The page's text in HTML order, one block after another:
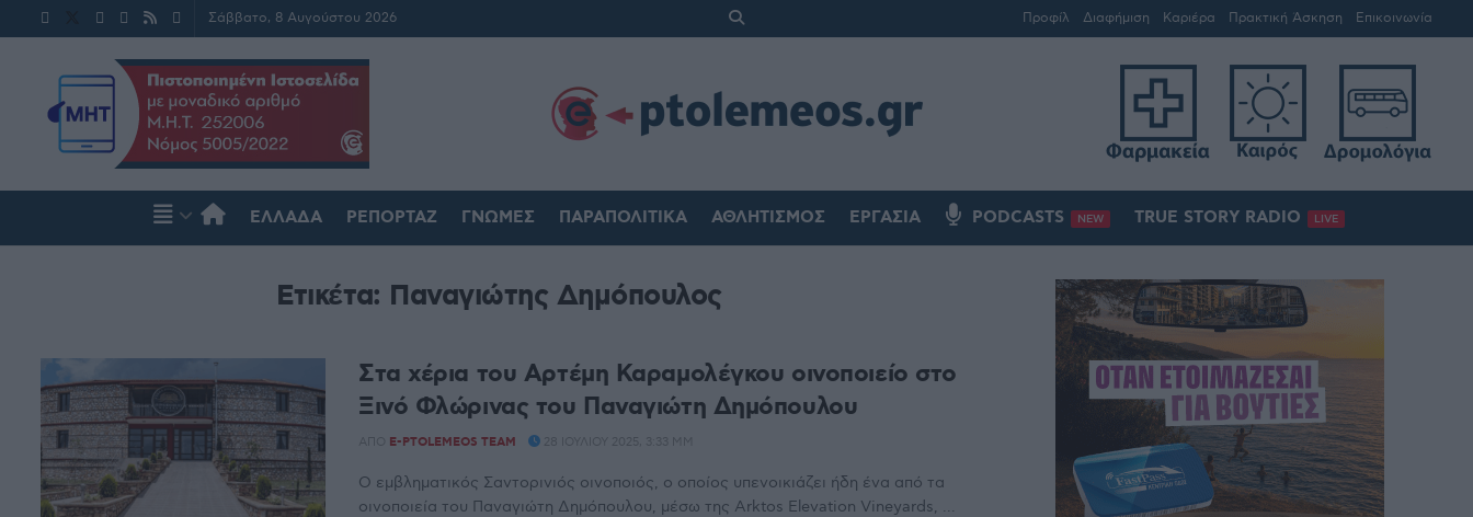
Σάββατο, 8 Αυγούστου 2026 Προφίλ Διαφήμιση Καριέρα Πρακτική Άσκηση Επικοινωνία
ΕΛΛΆΔΑ ΡΕΠΟΡΤΆΖ ΓΝΏΜΕΣ ΠΑΡΑΠΟΛΙΤΙΚΆ ΑΘΛΗΤΙΣΜΌΣ ΕΡΓΑΣΊΑ PODCASTS NEW TRUE STORY RADIO LIVE
Ετικέτα: Παναγιώτης Δημόπουλος
Στα χέρια του Αρτέμη Καραμολέγκου οινοποιείο στο
Ξινό Φλώρινας του Παναγιώτη Δημόπουλου
ΑΠΌ E-PTOLEMEOS TEAM 28 ΙΟΥΛΊΟΥ 2025, 3:33 ΜΜ
Ο εμβληματικός Σαντορινιός οινοποιός, ο οποίος υπενοικιάζει ήδη ένα από τα
οινοποιεία του Παναγιώτη Δημόπουλου, μέσω της Arktos Elevation Vineyards, ...